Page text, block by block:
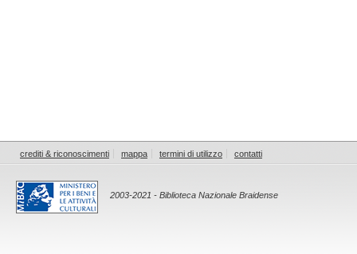
crediti & riconoscimenti mappa termini di utilizzo contatti
2003-2021 - Biblioteca Nazionale Braidense